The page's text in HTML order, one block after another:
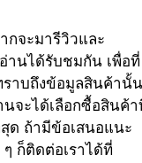
กจะมารีวิวและ
านได้รับชมกัน เพื่อที่
าบถึงข้อมูลสินค้านั้น
นจะได้เลือกซื้อสินค้
ด ถ้ามีข้อเสนอแนะ
ก็ติดต่อเราได้ที่